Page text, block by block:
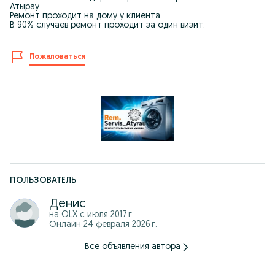
Атырау
Ремонт проходит на дому у клиента.
В 90% случаев ремонт проходит за один визит.
Пожаловаться
ПОЛЬЗОВАТЕЛЬ
Денис
на OLX с июля 2017 г.
Онлайн 24 февраля 2026 г.
Все объявления автора